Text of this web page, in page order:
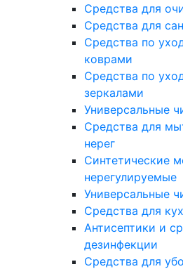
Средства для
Средства для
Средства по
коврами
Средства по
зеркалами
Универсальные
Средства для
нерег
Синтетические
нерегулируемые
Универсальные
Средства для
Антисептики и
дезинфекции
Средства для